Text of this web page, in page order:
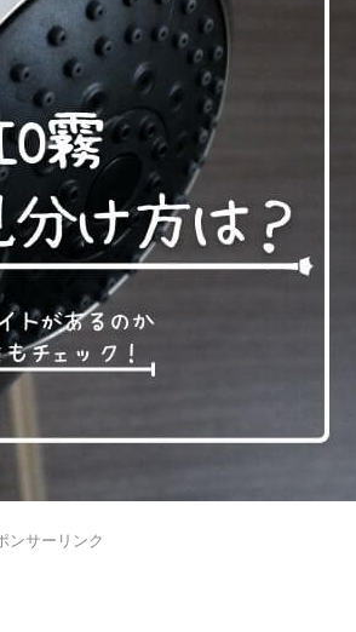
ンサーリンク